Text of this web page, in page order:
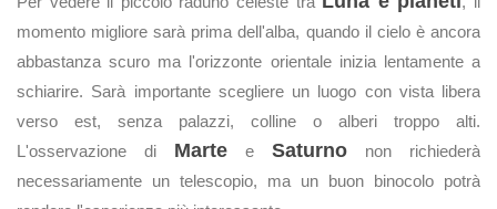
momento migliore sarà prima dell'alba, quando il cielo è ancora
abbastanza scuro ma l'orizzonte orientale inizia lentamente a
schiarire. Sarà importante scegliere un luogo con vista libera
verso est, senza palazzi, colline o alberi troppo alti.
L'osservazione di Marte e Saturno non richiederà
necessariamente un telescopio, ma un buon binocolo potrà